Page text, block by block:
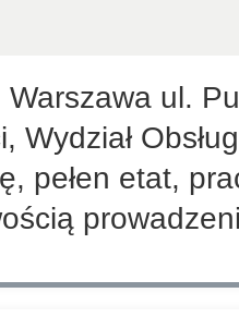
ul.
Wydział
pełen etat,